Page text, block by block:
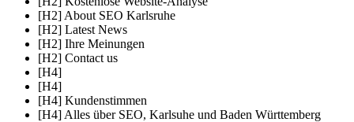
[H2] About SEO Karlsruhe
[H2] Latest News
[H2] Ihre Meinungen
[H2] Contact us
[H4]
[H4]
[H4] Kundenstimmen
[H4] Alles über SEO, Karlsuhe und Baden Württemberg